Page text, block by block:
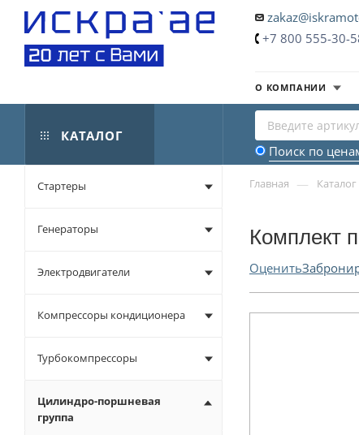
+7 800 555-30-
О КОМПАНИИ
КАТАЛОГ
Поиск по
Главная — Каталог
Комплект
Оценить
Стартеры
Генераторы
Электродвигатели
Компрессоры кондиционера
Турбокомпрессоры
Цилиндро-поршневая
группа